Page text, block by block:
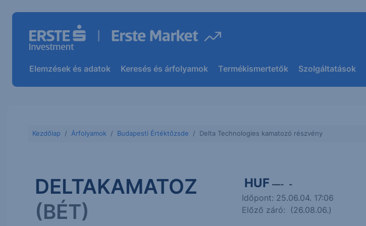
Elemzések és adatok Keresés és árfolyamok Termékismertetők Szolgáltatások
Kezdőlap Árfolyamok Budapesti Értéktőzsde Delta Technologies kamatozó részvény
DELTAKAMATOZ
(BÉT)
HUF —- -
Időpont: 25.06.04. 17:06
Előző záró:
(26.08.06.)